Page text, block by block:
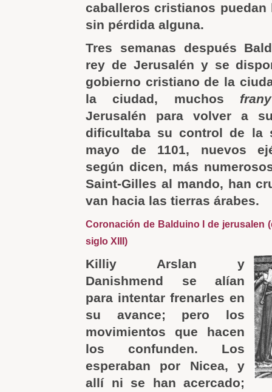
caballeros cristianos puedan
sin pérdida alguna.
Tres semanas después
rey de Jerusalén y se
gobierno cristiano de la
la ciudad, muchos frany
Jerusalén para volver a
dificultaba su control de la
mayo de 1101, nuevos
según dicen, más
Saint-Gilles al mando, han
van hacia las tierras árabes.
Coronación de Balduino I de jerusalen
siglo XIII)
Killiy Arslan y
Danishmend se alían
para intentar frenarles en
su avance; pero los
movimientos que hacen
los confunden. Los
esperaban por Nicea, y
allí ni se han acercado;